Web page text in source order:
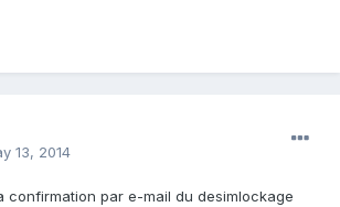
13, 2014
confirmation par e-mail du desimlockage